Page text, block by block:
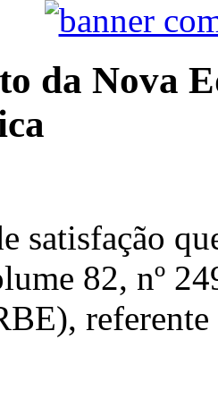
da Nova
satisfação
82, nº